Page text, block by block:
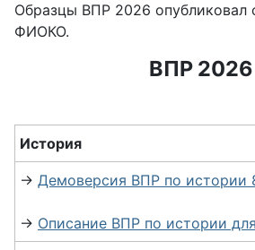
Образцы ВПР 2026 опубликовал
ФИОКО.
ВПР 2026
История
→ Демоверсия ВПР по истории
→ Описание ВПР по истории